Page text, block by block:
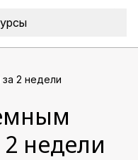
2 недели
недели